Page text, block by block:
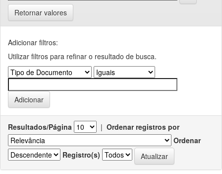
Retornar valores
Adicionar filtros:
Utilizar filtros para refinar o resultado de busca.
Resultados/Página | Ordenar registros por
Ordenar
Registro(s)